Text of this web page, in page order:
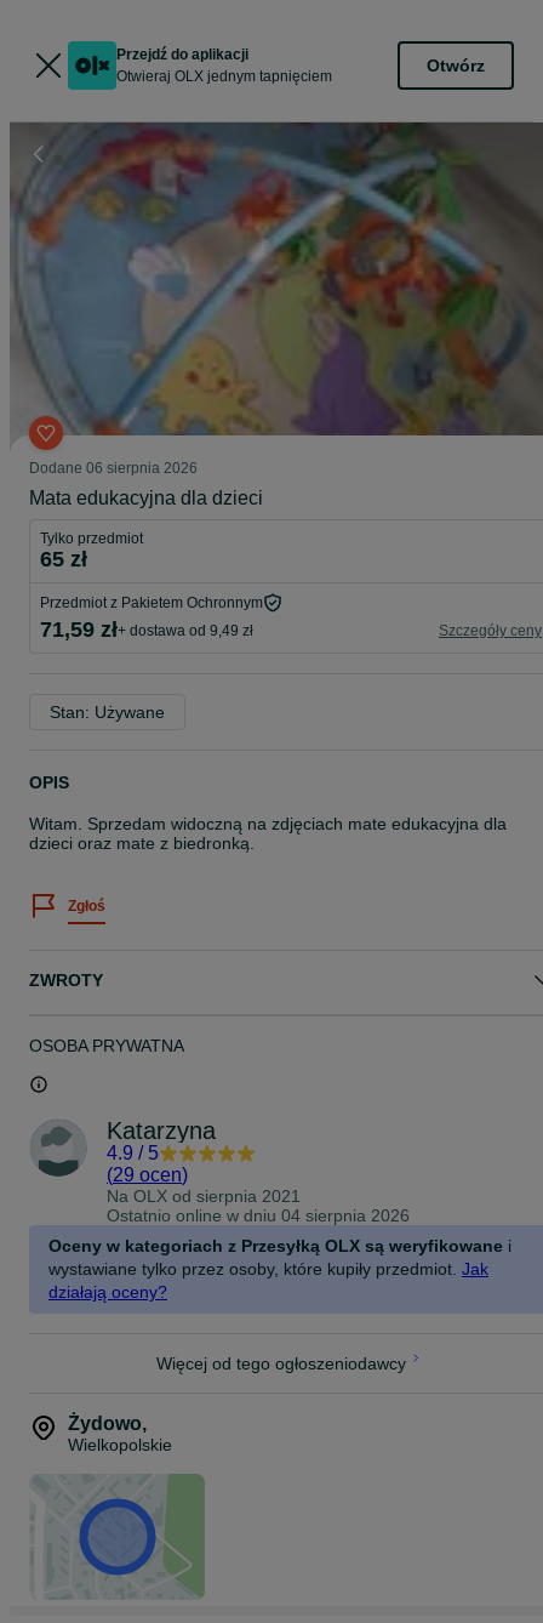
Przejdź do aplikacji
Otwieraj OLX jednym tapnięciem
Otwórz
Dodane 06 sierpnia 2026
Mata edukacyjna dla dzieci
Tylko przedmiot
65 zł
Przedmiot z Pakietem Ochronnym
71,59 zł+ dostawa od 9,49 zł Szczegóły ceny
Stan: Używane
OPIS
Witam. Sprzedam widoczną na zdjęciach mate edukacyjna dla
dzieci oraz mate z biedronką.
Zgłoś
ZWROTY
OSOBA PRYWATNA
Katarzyna
4.9 / 5
(29 ocen)
Na OLX od sierpnia 2021
Ostatnio online w dniu 04 sierpnia 2026
Oceny w kategoriach z Przesyłką OLX są weryfikowane i
wystawiane tylko przez osoby, które kupiły przedmiot. Jak
działają oceny?
Więcej od tego ogłoszeniodawcy
Żydowo,
Wielkopolskie